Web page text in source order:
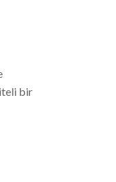
bir